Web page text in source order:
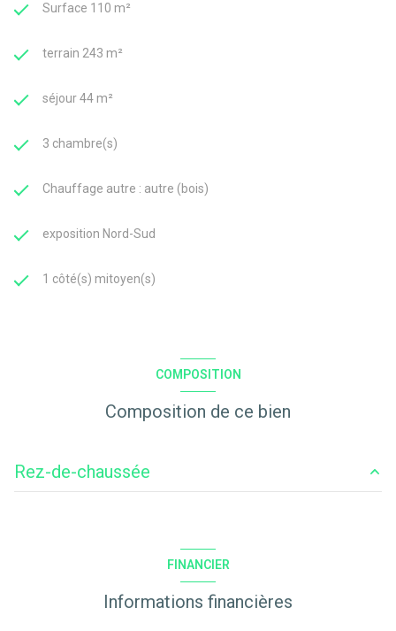
Surface 110 m²
terrain 243 m²
séjour 44 m²
3 chambre(s)
Chauffage autre : autre (bois)
exposition Nord-Sud
1 côté(s) mitoyen(s)
COMPOSITION
Composition de ce bien
Rez-de-chaussée
FINANCIER
Informations financières